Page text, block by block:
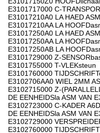
E3101717000 C-
E31017210A0 LA HAED ASM.
E31017210AA LA
E31017250A0 LA HAED ASM.
E31017250AA LA
E31017250AB LA
E3101729000 Z-
E3101755000 T-VLEKsteun
E3101760000
E3102706AA0 WIEL 2MM
E3102715000 Z-
DE EENHEIDSla ASM VAN
E3102723000 C-KADER A6D
DE EENHEIDSla ASM VAN
E3102729000
E3102760000